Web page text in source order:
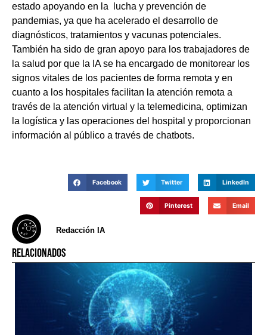
estado apoyando en la lucha y prevención de
pandemias, ya que ha acelerado el desarrollo de
diagnósticos, tratamientos y vacunas potenciales.
También ha sido de gran apoyo para los trabajadores de
la salud por que la IA se ha encargado de monitorear los
signos vitales de los pacientes de forma remota y en
cuanto a los hospitales facilitan la atención remota a
través de la atención virtual y la telemedicina, optimizan
la logística y las operaciones del hospital y proporcionan
información al público a través de chatbots.
Facebook Twitter LinkedIn
Pinterest Email
Redacción IA
RELACIONADOS